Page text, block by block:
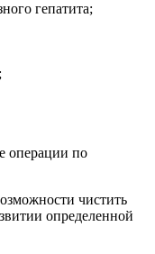
гепатита;
операции по
чистить
определенной